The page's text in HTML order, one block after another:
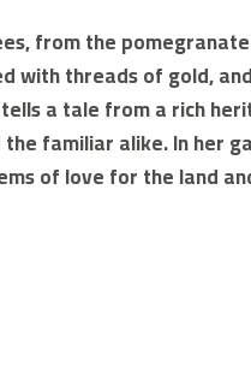
from the
with threads of gold,
a tale from a rich
familiar alike. In her
of love for the land